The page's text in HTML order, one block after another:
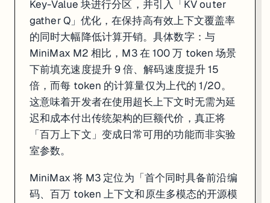
: 彭博社确认 xAI 已暂停会计师、科学家等专业领域 RLHF 训
六月初，xAI 在两条看似方向相反的新闻上同时成为行业焦点。彭博
对开发者的直接利好是 Grok Composer 2.5 的价格竞争力。在需要长
Key-Value 块进行分区，并引入「KV outer
gather Q」优化，在保持高有效上下文覆盖率
的同时大幅降低计算开销。具体数字：与
MiniMax M2 相比，M3 在 100 万 token 场景
下前填充速度提升 9 倍、解码速度提升 15
倍，而每 token 的计算量仅为上代的 1/20。
这意味着开发者在使用超长上下文时无需为延
迟和成本付出传统架构的巨额代价，真正将
「百万上下文」变成日常可用的功能而非实验
室参数。
MiniMax 将 M3 定位为「首个同时具备前沿编
码、百万 token 上下文和原生多模态的开源模